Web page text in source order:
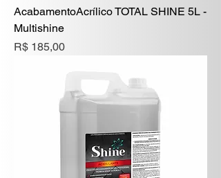
AcabamentoAcrílico TOTAL SHINE 5L -
Multishine
Preço
R$ 185,00